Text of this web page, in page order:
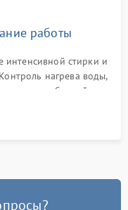
работы
стирки и
нагрева воды,
вибраций,
под корпусом.